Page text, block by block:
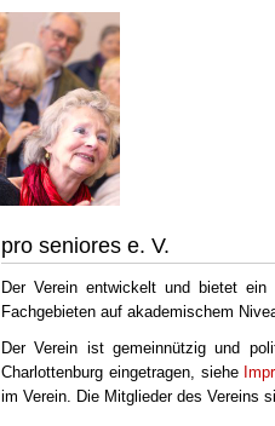
pro seniores e. V.
Der Verein entwickelt und bietet ein
Fachgebieten auf akademischem
Der Verein ist gemeinnützig und
Charlottenburg eingetragen, siehe
im Verein. Die Mitglieder des Vereins